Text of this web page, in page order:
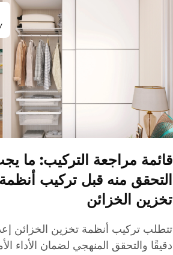
قائمة مراجعة التركيب: ما
التحقق منه قبل تركيب أنظمة
تخزين الخزائن
تتطلب تركيب أنظمة تخزين الخزائن
دقيقًا والتحقق المنهجي لضمان الأداء